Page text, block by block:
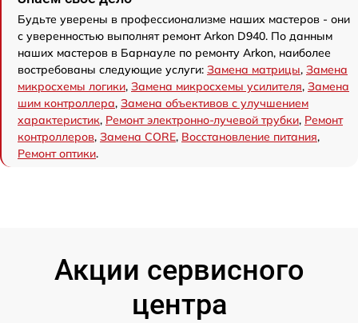
Будьте уверены в профессионализме наших мастеров - они
с уверенностью выполнят ремонт Arkon D940. По данным
наших мастеров в Барнауле по ремонту Arkon, наиболее
востребованы следующие услуги: Замена матрицы, Замена
микросхемы логики, Замена микросхемы усилителя, Замена
шим контроллера, Замена объективов с улучшением
характеристик, Ремонт электронно-лучевой трубки, Ремонт
контроллеров, Замена CORE, Восстановление питания,
Ремонт оптики.
Акции сервисного
центра